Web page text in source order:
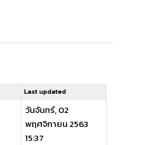
Last updated
วันจันทร์, 02
พฤศจิกายน 2563
15:37